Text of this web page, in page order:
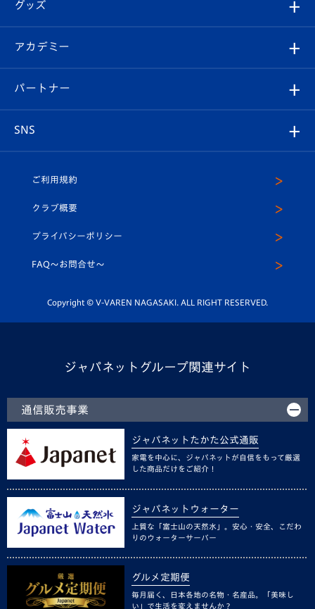
チケット
イベント
メディア
ホームタウン
スタッフプロフィール
マスコット紹介
平和祈念活動
ホームタウン活動
Revive Team
ヴィヴィくんの長崎おもてなしガイド
フォトギャラリー
スタジアムグルメ
V-LOVERS（ファンクラブ）
プレイヤーズスイート
グッズ
オンラインショップ
店舗情報
アカデミー
育成からのお知らせ
U-18
スクール
パートナー
SNS
ヴィヴィくんインスタグラム
公式LINE＠
ご利用規約
クラブ概要
プライバシーポリシー
FAQ〜お問合せ〜
Copyright © V-VAREN NAGASAKI. ALL RIGHT RESERVED.
ジャパネットグループ関連サイト
通信販売事業
ジャパネットたかた公式通販
家電を中心に、ジャパネットが自信をもって厳選
した商品だけをご紹介！
ジャパネットウォーター
上質な「富士山の天然水」。安心・安全、こだわ
りのウォーターサーバー
グルメ定期便
毎月届く、日本各地の名物・名産品。「美味し
い」で生活を変えませんか？